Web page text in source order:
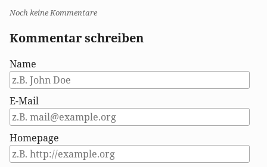
Noch keine Kommentare
Kommentar schreiben
Name
E-Mail
Homepage